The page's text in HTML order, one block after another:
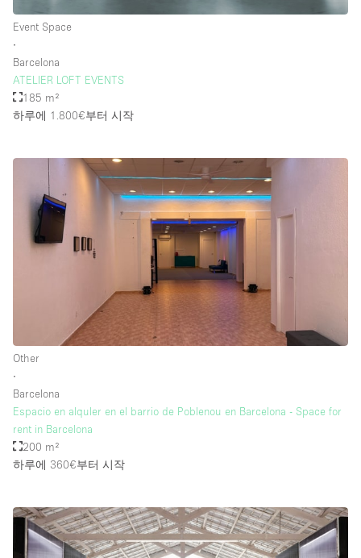
Event Space
∙
Barcelona
ATELIER LOFT EVENTS
185 m²
하루에 1.800€부터 시작
Other
∙
Barcelona
Espacio en alquler en el barrio de Poblenou en Barcelona - Space for
rent in Barcelona
200 m²
하루에 360€부터 시작